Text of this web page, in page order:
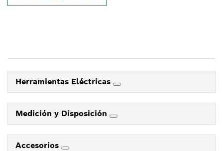
Herramientas Eléctricas
Medición y Disposición
Accesorios